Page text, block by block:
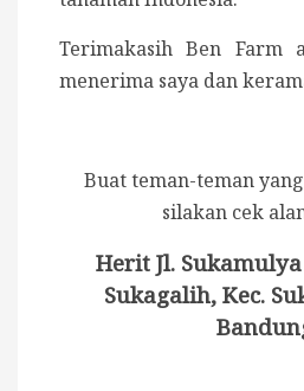
Terimakasih Ben Farm
menerima saya dan
Buat teman-teman
silakan cek
Herit Jl.
Sukagalih, Kec.